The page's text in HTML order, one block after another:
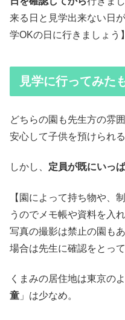
来る日と見学出来ない日
学OKの日に行きましょう】
見学に行ってみた
どちらの園も先生方の雰
安心して子供を預けられ
しかし、 定員が既にいっ
【園によって持ち物や、
うのでメモ帳や資料を入
写真の撮影は禁止の園も
場合は先生に確認をとっ
くまみの居住地は東京の
童 」は少なめ。